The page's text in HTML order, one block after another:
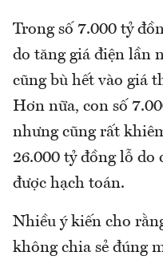
Trong số 7.000 tỷ
do tăng giá điện lần
cũng bù hết vào giá
Hơn nữa, con số
nhưng cũng rất
26.000 tỷ đồng lỗ do
được hạch toán.
Nhiều ý kiến cho
không chia sẻ đúng